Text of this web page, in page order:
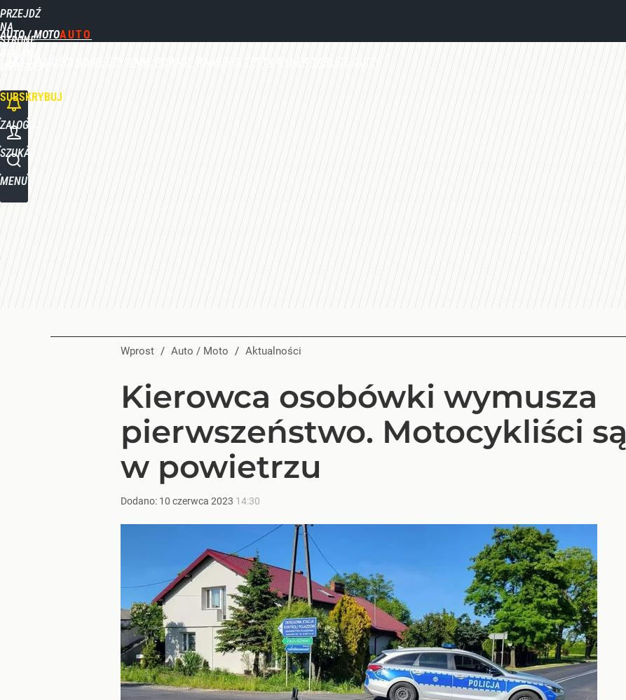
PRZEJDŹ
NA
STRONĘ
GŁÓWNĄ
WPROST.PL
AUTO / MOTO
AKTUALNOŚCI NOWE UŻYWANE PORADY RANKINGI TESTY RYNEK TABLICE QUIZY
SUBSKRYBUJ
ZALOGUJ
SZUKAJ
MENU
Wprost / Auto / Moto / Aktualności
Kierowca osobówki wymusza
pierwszeństwo. Motocykliści są
w powietrzu
Dodano: 10 czerwca 2023 14:30